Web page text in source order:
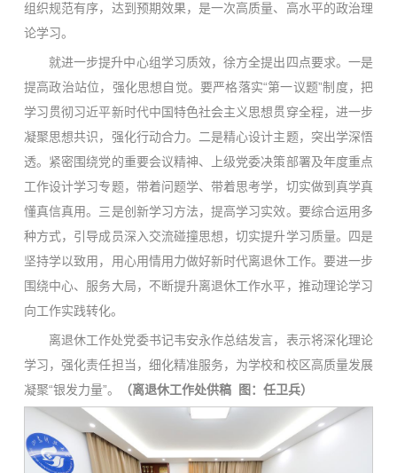
组织规范有序，达到预期效果，是一次高质量、高水平的政治理
论学习。
就进一步提升中心组学习质效，徐方全提出四点要求。一是
提高政治站位，强化思想自觉。要严格落实“第一议题”制度，把
学习贯彻习近平新时代中国特色社会主义思想贯穿全程，进一步
凝聚思想共识，强化行动合力。二是精心设计主题，突出学深悟
透。紧密围绕党的重要会议精神、上级党委决策部署及年度重点
工作设计学习专题，带着问题学、带着思考学，切实做到真学真
懂真信真用。三是创新学习方法，提高学习实效。要综合运用多
种方式，引导成员深入交流碰撞思想，切实提升学习质量。四是
坚持学以致用，用心用情用力做好新时代离退休工作。要进一步
围绕中心、服务大局，不断提升离退休工作水平，推动理论学习
向工作实践转化。
离退休工作处党委书记韦安永作总结发言，表示将深化理论
学习，强化责任担当，细化精准服务，为学校和校区高质量发展
凝聚“银发力量”。
（离退休工作处供稿 图：任卫兵）